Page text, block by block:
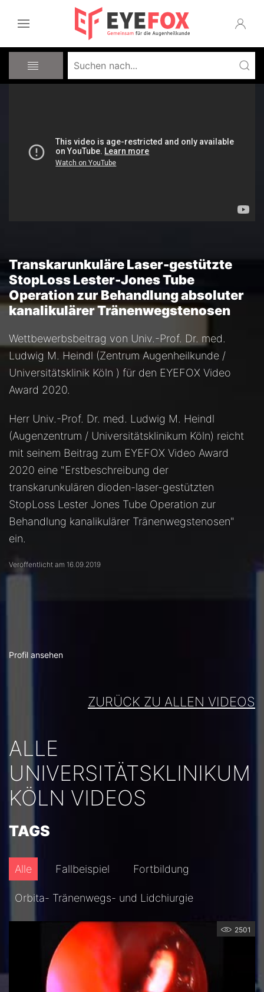
Transkarunkuläre Laser-gestützte
StopLoss Lester-Jones Tube
Operation zur Behandlung absoluter
kanalikulärer Tränenwegstenosen
Wettbewerbsbeitrag von Univ.-Prof. Dr. med.
Ludwig M. Heindl (Zentrum Augenheilkunde /
Universitätsklinik Köln ) für den EYEFOX Video
Award 2020.
Herr Univ.-Prof. Dr. med. Ludwig M. Heindl
(Augenzentrum / Universitätsklinikum Köln) reicht
mit seinem Beitrag zum EYEFOX Video Award
2020 eine "Erstbeschreibung der
transkarunkulären dioden-laser-gestützten
StopLoss Lester Jones Tube Operation zur
Behandlung kanalikulärer Tränenwegstenosen"
ein.
Veröffentlicht am 16.09.2019
Profil ansehen
ZURÜCK ZU ALLEN VIDEOS
ALLE
UNIVERSITÄTSKLINIKUM
KÖLN VIDEOS
TAGS
Alle Fallbeispiel Fortbildung
Orbita- Tränenwegs- und Lidchiurgie
2501